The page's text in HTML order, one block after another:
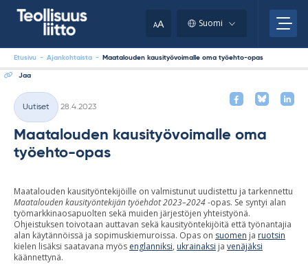
AA Suomi
Etusivu - Ajankohtaista - Maatalouden kausityövoimalle oma työehto-opas
Jaa
Kategoriat
Uutiset
28.4.2023
Maatalouden kausityövoimalle oma
työehto-opas
Maatalouden kausityöntekijöille on valmistunut uudistettu ja tarkennettu
Maatalouden kausityöntekijän työehdot2023–2024-opas. Se syntyi alan
työmarkkinaosapuolten sekä muiden järjestöjen yhteistyönä.
Ohjeistuksen toivotaan auttavan sekä kausityöntekijöitä että työnantajia
alan käytännöissä ja sopimuskiemuroissa. Opas on suomen ja ruotsin
kielen lisäksi saatavana myös englanniksi, ukrainaksi ja venäjäksi
käännettynä.
clipboard.)